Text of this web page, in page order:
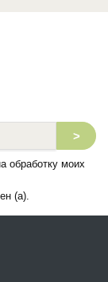
>
обработку моих
(а).